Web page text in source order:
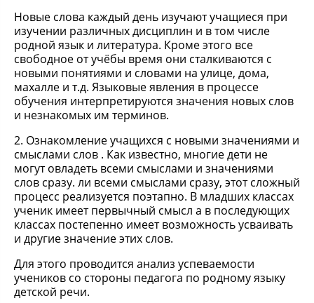
Новые слова каждый день изучают учащиеся при
изучении различных дисциплин и в том числе
родной язык и литература. Кроме этого все
свободное от учёбы время они сталкиваются с
новыми понятиями и словами на улице, дома,
махалле и т.д. Языковые явления в процессе
обучения интерпретируются значения новых слов
и незнакомых им терминов.
2. Ознакомление учащихся с новыми значениями и
смыслами слов . Как известно, многие дети не
могут овладеть всеми смыслами и значениями
слов сразу. ли всеми смыслами сразу, этот сложный
процесс реализуется поэтапно. В младших классах
ученик имеет первычный смысл а в последующих
классах постепенно имеет возможность усваивать
и другие значение этих слов.
Для этого проводится анализ успеваемости
учеников со стороны педагога по родному языку
детской речи.